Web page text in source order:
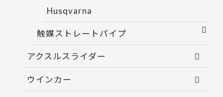
Husqvarna
触媒ストレートパイプ
アクスルスライダー
ウインカー